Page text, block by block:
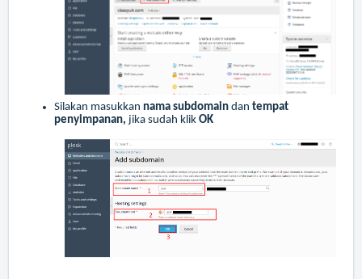
Silakan masukkan nama subdomain dan tempat
penyimpanan, jika sudah klik OK